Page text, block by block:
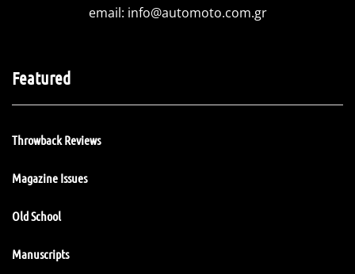
email: info@automoto.com.gr
Featured
Throwback Reviews
Magazine Issues
Old School
Manuscripts